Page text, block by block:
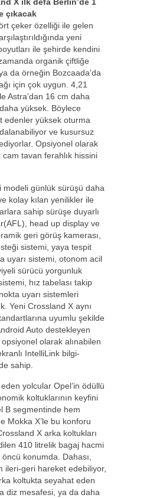
X ilk defa Berlin’de 1
çıkacak
çeker özelliği ile gelen
yeni
ile şehirde kendini
organik çiftliğe
da örneğin Bozcaada’da
için çok uygun. 4,21
Astra’dan 16 cm daha
yüksek. Böylece
edenler yüksek oturma
ve kusursuz
Opsiyonel olarak
tavan ferahlık hissini
modeli günlük sürüşü daha
kolay kılan yenilikler ile
sahip sürüşe duyarlı
head up display ve
geri görüş kamerası,
sistemi, yaya tespit
uyarı sistemi, otonom acil
sürücü yorgunluk
hız tabelası takip
uyarı sistemleri
Yeni Crossland X aynı
uyumlu şekilde
Auto destekleyen
olarak alınabilen
IntelliLink bilgi-
sahip.
yolcular Opel’in ödüllü
koltuklarının keyfini
B segmentinde hem
Mokka X’le bu konforu
X arka koltukları
410 litrelik bagaj hacmi
konumda. Dahası,
ileri-geri hareket edebiliyor,
koltukta seyahat eden
diz mesafesi, ya da daha